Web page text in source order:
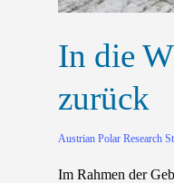
In die
zurück
Austrian Polar Research
Im Rahmen der